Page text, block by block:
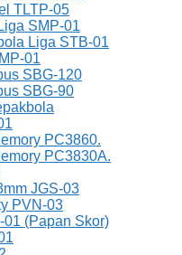
TLTP-05
SMP-01
Liga STB-01
01
SBG-120
SBG-90
PC3860.
PC3830A.
JGS-03
PVN-03
(Papan Skor)